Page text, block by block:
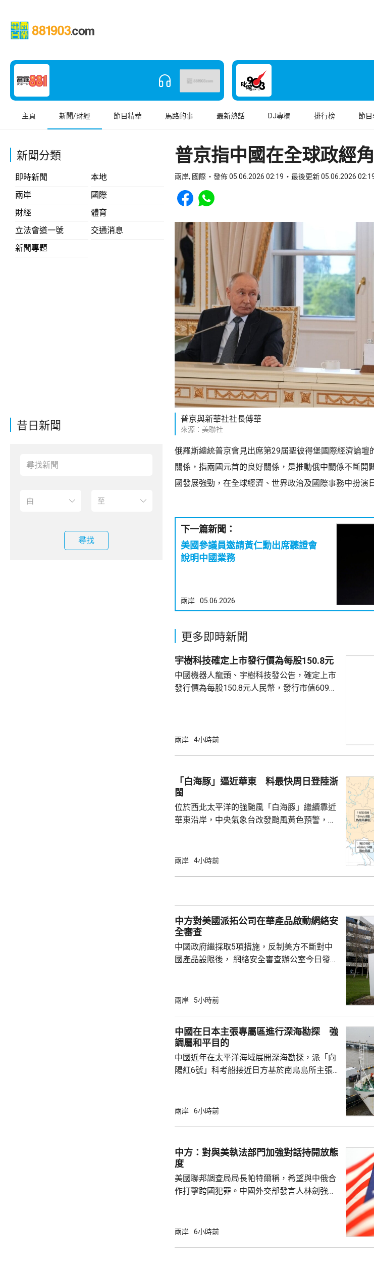
主頁 新聞/財經 節目精華 馬路的事 最新熱話 DJ專欄 排行榜 節目
新聞分類
即時新聞
本地
兩岸
國際
財經
體育
立法會道一號
交通消息
新聞專題
昔日新聞
尋找
普京指中國在全球政經
兩岸, 國際 發佈 05.06.2026 02:19 最後更新 05.06.2026
Share to Facebook
Share to WhatsApp
普京與新華社社長傅華
來源：美聯社
俄羅斯總統普京會見出席第29屆聖彼得堡國際經濟論壇
關係，指兩國元首的良好關係，是推動俄中關係不斷開
國發展強勁，在全球經濟、世界政治及國際事務中扮演
下一篇新聞：
美國參議員邀請黃仁勳出席聽證會
說明中國業務
兩岸 05.06.2026
更多即時新聞
宇樹科技確定上市發行價為每股150.8元
中國機器人龍頭、宇樹科技發公告，確定上市
發行價為每股150.8元人民幣，發行市值609億
開發行新股4040多萬股，擬發行數量佔發行後
戰略配售數量約為809萬股。發行完成後，宇
樹科技總股本...
兩岸 4小時前
「白海豚」逼近華東 料最快周日登陸浙
閩
位於西北太平洋的強颱風「白海豚」繼續靠近
華東沿岸，中央氣象台改發颱風黃色預警，預
一早上在浙江到福建北部沿岸地區登陸，風力
統結合，可能為北方帶來時間長、範圍大的風
雨影響。國家海洋預報台發布海浪橙...
兩岸 4小時前
中方對美國派拓公司在華產品啟動網絡安
全審查
中國政府繼採取5項措施，反制美方不斷對中
國產品設限後， 網絡安全審查辦公室今日發公
公告指，為保障關鍵信息基礎設施安全穩定運
拓產品實施網絡安全審查。 商務部昨日宣布對
美國採取5項反制措施，包括加強無人機相關
兩用物項對出口管...
兩岸 5小時前
中國在日本主張專屬區進行深海勘探 強
調屬和平目的
中國近年在太平洋海域展開深海勘探，派「向
陽紅6號」科考船接近日方基於南鳥島所主張
林劍回應說，中方開展的海洋科研活動服務是
益。 至於中國航母「遼寧艦」去年6月進入太
平洋區域，林劍強調，中國一貫奉行防禦性國
防政策，中國軍艦在有關海域活動完全符...
兩岸 6小時前
中方：對與美執法部門加強對話持開放態
度
美國聯邦調查局局長帕特爾稱，希望與中俄合
作打擊跨國犯罪。中國外交部發言人林劍強
神，與美方開展執法領域合作。至於雙方是否
兩岸 6小時前